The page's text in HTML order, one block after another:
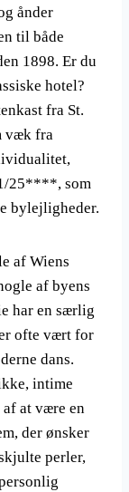
ånder
til både
1898. Er du
hotel?
fra St.
væk fra
25****, som
bylejligheder.
af Wiens
af byens
har en særlig
ofte vært for
dans.
intime
at være en
der ønsker
perler,